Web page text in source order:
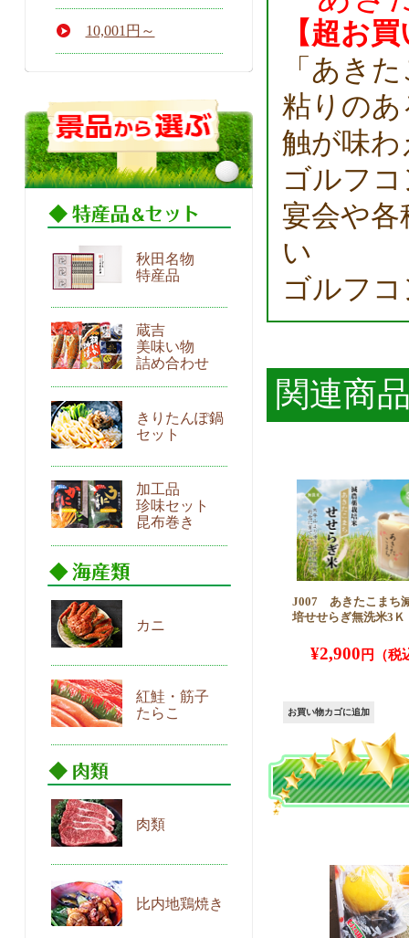
10,001円～
秋田名物
特産品
蔵吉
美味い物
詰め合わせ
きりたんぽ鍋
セット
加工品
珍味セット
昆布巻き
カニ
紅鮭・筋子
たらこ
肉類
比内地鶏焼き
【超お
「あき
粘りの
触が味
ゴルフ
宴会や
い
ゴルフ
関連商
J007 あきたこまち
培せせらぎ無洗米3Ｋ
¥2,900
お買い物カゴに追加